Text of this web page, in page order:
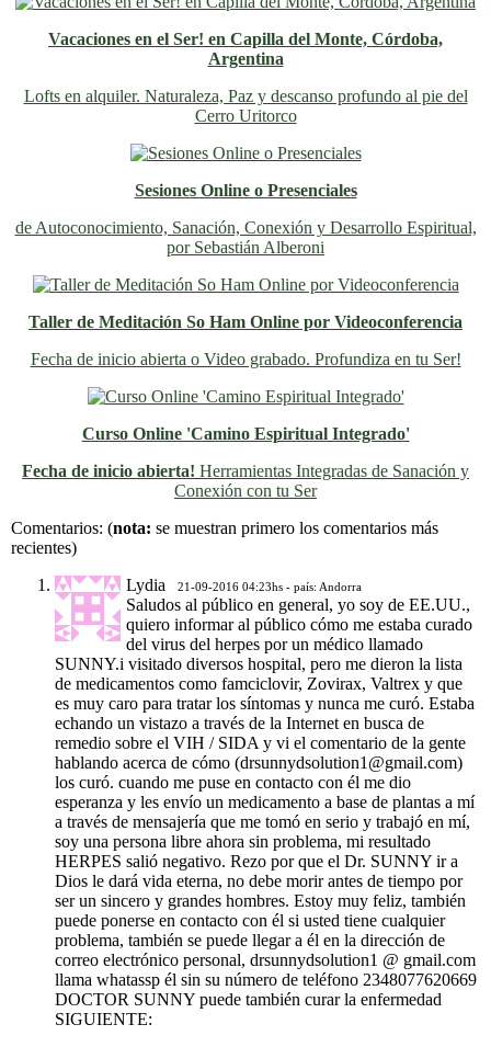
Vacaciones en el Ser! en Capilla del Monte, Córdoba,
Argentina
Lofts en alquiler. Naturaleza, Paz y descanso profundo al pie del
Cerro Uritorco
Sesiones Online o Presenciales
de Autoconocimiento, Sanación, Conexión y Desarrollo Espiritual,
por Sebastián Alberoni
Taller de Meditación So Ham Online por Videoconferencia
Fecha de inicio abierta o Video grabado. Profundiza en tu Ser!
Curso Online 'Camino Espiritual Integrado'
Fecha de inicio abierta! Herramientas Integradas de Sanación y
Conexión con tu Ser
Previo
Siguiente
Comentarios: (nota: se muestran primero los comentarios más
recientes)
Lydia
21-09-2016 04:23hs - país: Andorra
Saludos al público en general, yo soy de EE.UU.,
quiero informar al público cómo me estaba curado
del virus del herpes por un médico llamado
SUNNY.i visitado diversos hospital, pero me dieron la lista
de medicamentos como famciclovir, Zovirax, Valtrex y que
es muy caro para tratar los síntomas y nunca me curó. Estaba
echando un vistazo a través de la Internet en busca de
remedio sobre el VIH / SIDA y vi el comentario de la gente
hablando acerca de cómo (drsunnydsolution1@gmail.com)
los curó. cuando me puse en contacto con él me dio
esperanza y les envío un medicamento a base de plantas a mí
a través de mensajería que me tomó en serio y trabajó en mí,
soy una persona libre ahora sin problema, mi resultado
HERPES salió negativo. Rezo por que el Dr. SUNNY ir a
Dios le dará vida eterna, no debe morir antes de tiempo por
ser un sincero y grandes hombres. Estoy muy feliz, también
puede ponerse en contacto con él si usted tiene cualquier
problema, también se puede llegar a él en la dirección de
correo electrónico personal, drsunnydsolution1 @ gmail.com
llama whatassp él sin su número de teléfono 2348077620669
DOCTOR SUNNY puede también curar la enfermedad
SIGUIENTE: